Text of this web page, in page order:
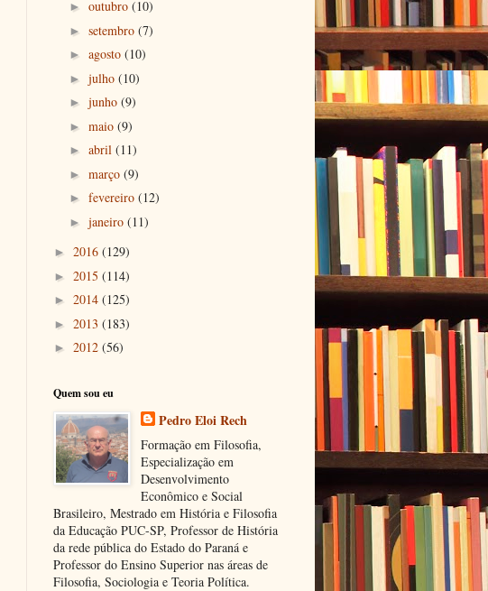
► outubro (10)
► setembro (7)
► agosto (10)
► julho (10)
► junho (9)
► maio (9)
► abril (11)
► março (9)
► fevereiro (12)
► janeiro (11)
► 2016 (129)
► 2015 (114)
► 2014 (125)
► 2013 (183)
► 2012 (56)
Quem sou eu
Pedro Eloi Rech
Formação em Filosofia,
Especialização em
Desenvolvimento
Econômico e Social
Brasileiro, Mestrado em História e Filosofia
da Educação PUC-SP, Professor de História
da rede pública do Estado do Paraná e
Professor do Ensino Superior nas áreas de
Filosofia, Sociologia e Teoria Política.